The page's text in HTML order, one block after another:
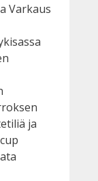
Varkaus
ja